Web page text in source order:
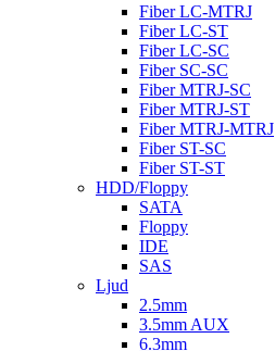
Fiber LC-MTRJ
Fiber LC-ST
Fiber LC-SC
Fiber SC-SC
Fiber MTRJ-SC
Fiber MTRJ-ST
Fiber MTRJ-MTRJ
Fiber ST-SC
Fiber ST-ST
HDD/Floppy
SATA
Floppy
IDE
SAS
Ljud
2.5mm
3.5mm AUX
6.3mm